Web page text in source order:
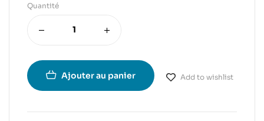
Quantité
Ajouter au panier Add to wishlist